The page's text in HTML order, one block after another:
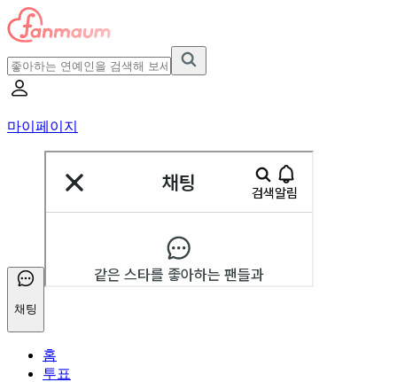
마이페이지
채팅
홈
투표